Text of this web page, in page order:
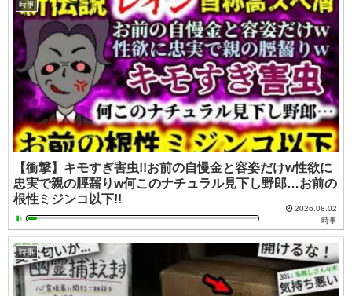
時事
【衝撃】キモすぎ害虫!!お前の自慢金と容姿だけw性欲に
忠実で親の脛齧りw何このナチュラル見下し野郎…お前の
根性ミジンコ以下!!
2026.08.02
時事
時事